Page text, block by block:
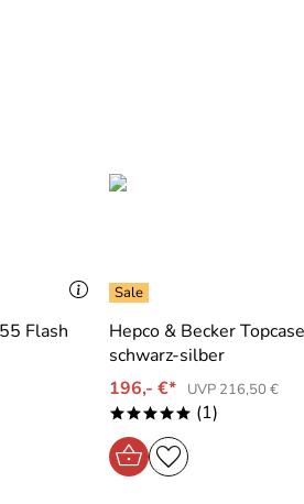
Flash
Hepco & Becker
schwarz-silber
196,- €*
UVP 216,50 €
***** (1)